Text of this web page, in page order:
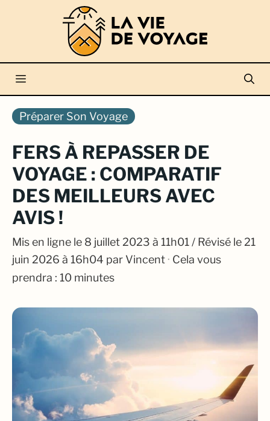
Menu
Préparer Son Voyage
FERS À REPASSER DE
VOYAGE : COMPARATIF
DES MEILLEURS AVEC
AVIS !
Mis en ligne le 8 juillet 2023 à 11h01 / Révisé le 21
juin 2026 à 16h04 par Vincent · Cela vous
prendra : 10 minutes